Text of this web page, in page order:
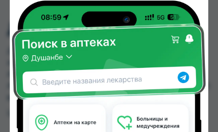
ДИРОТОН ТБ 5МГ №28
ДИРОТОН ТБ 5МГ №28 можно купить или
заказать в аптеках, Абубакри Карим, Авиценна,
АЗИЗ ВАКО , Алишер-К, Амирӣ, Аптека + 24/7,
Аптека Алфавит по цене от 28.50 TJS до 57.50 TJS
в Душанбе и других городах Таджикистана
Цена: от28.50 TJS